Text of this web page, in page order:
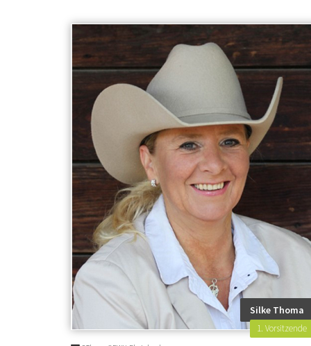
Silke Thoma
1. Vorsitzende